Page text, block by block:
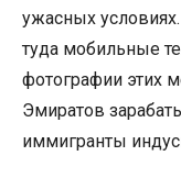
ужасных
туда мобильные
фотографии этих
Эмиратов
иммигранты